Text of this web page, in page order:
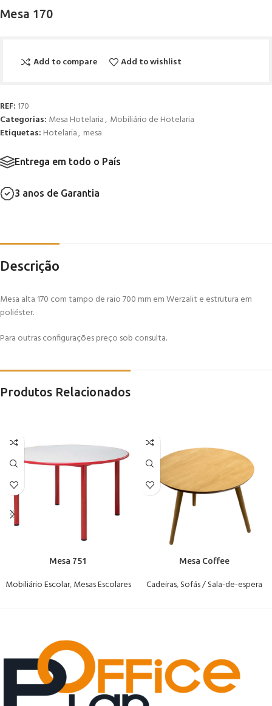
Mesa 170
Add to compare Add to wishlist
REF: 170
Categorias: Mesa Hotelaria, Mobiliário de Hotelaria
Etiquetas: Hotelaria, mesa
Entrega em todo o País
3 anos de Garantia
Descrição
Mesa alta 170 com tampo de raio 700 mm em Werzalit e estrutura em
poliéster.
Para outras configurações preço sob consulta.
Produtos Relacionados
Mesa 751
Mobiliário Escolar,Mesas Escolares
Mesa Coffee
Cadeiras,Sofás / Sala-de-espera